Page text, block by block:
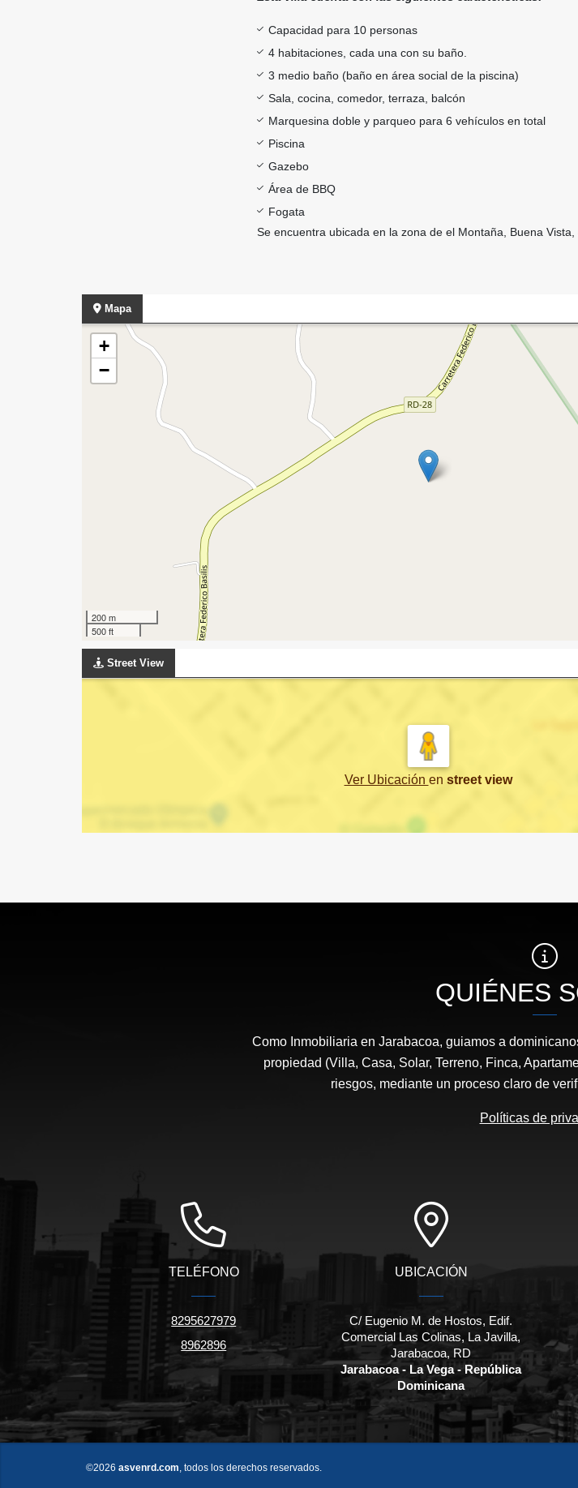
Capacidad para 10 personas
4 habitaciones, cada una con su baño.
3 medio baño (baño en área social de la piscina)
Sala, cocina, comedor, terraza, balcón
Marquesina doble y parqueo para 6 vehículos en total
Piscina
Gazebo
Área de BBQ
Fogata
Se encuentra ubicada en la zona de el Montaña, Buena Vista,
Mapa
+
−
200 m
500 ft
Street View
Ver Ubicación en street view
QUIÉNES
Como Inmobiliaria en Jarabacoa, guiamos a
propiedad (Villa, Casa, Solar, Terreno, Finca,
riesgos, mediante un proceso claro de
Políticas de
TELÉFONO
8295627979
8962896
UBICACIÓN
C/ Eugenio M. de Hostos, Edif.
Comercial Las Colinas, La Javilla,
Jarabacoa, RD
Jarabacoa - La Vega - República
Dominicana
©2026 asvenrd.com , todos los derechos reservados.